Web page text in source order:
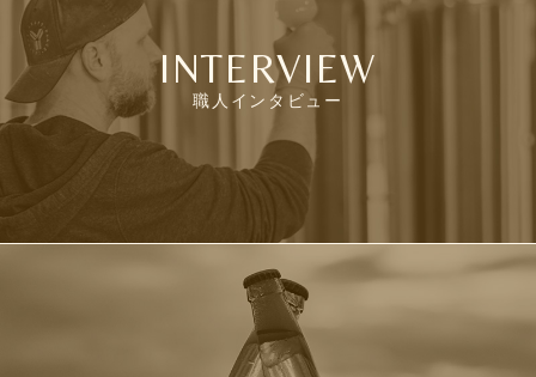
INTERVIEW
職人インタビュー